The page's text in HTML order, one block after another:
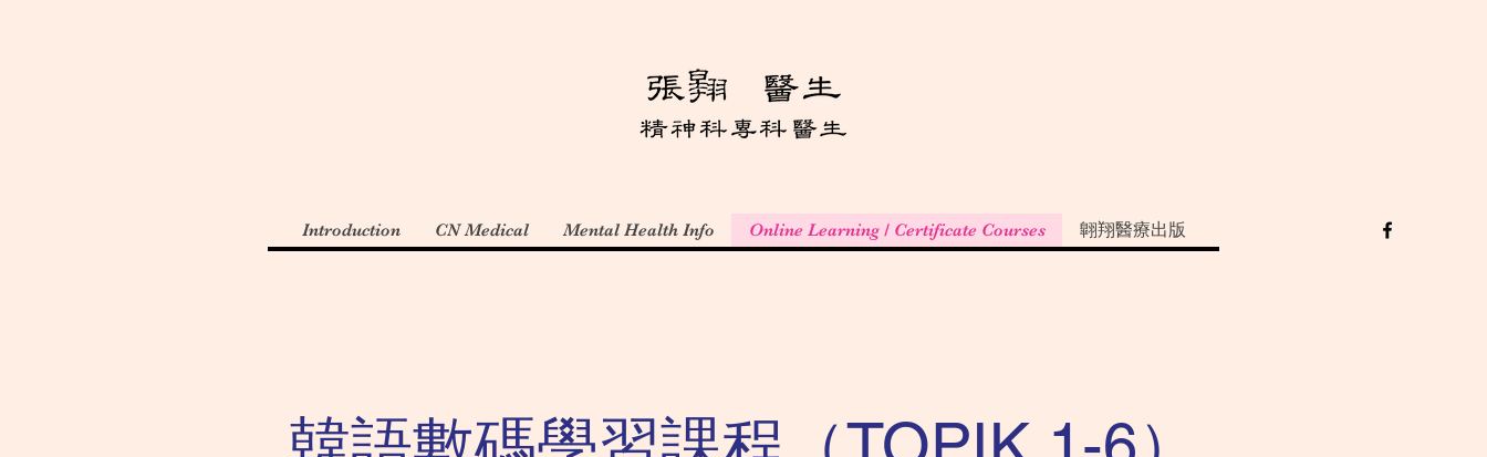
Introduction CN Medical Mental Health Info Online Learning / Certificate Courses 翺翔醫療出版